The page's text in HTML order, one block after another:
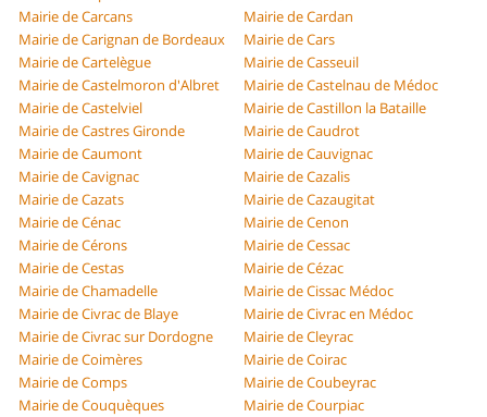
Mairie de Carcans
Mairie de Cardan
Mairie de Carignan de Bordeaux
Mairie de Cars
Mairie de Cartelègue
Mairie de Casseuil
Mairie de Castelmoron d'Albret
Mairie de Castelnau de Médoc
Mairie de Castelviel
Mairie de Castillon la Bataille
Mairie de Castres Gironde
Mairie de Caudrot
Mairie de Caumont
Mairie de Cauvignac
Mairie de Cavignac
Mairie de Cazalis
Mairie de Cazats
Mairie de Cazaugitat
Mairie de Cénac
Mairie de Cenon
Mairie de Cérons
Mairie de Cessac
Mairie de Cestas
Mairie de Cézac
Mairie de Chamadelle
Mairie de Cissac Médoc
Mairie de Civrac de Blaye
Mairie de Civrac en Médoc
Mairie de Civrac sur Dordogne
Mairie de Cleyrac
Mairie de Coimères
Mairie de Coirac
Mairie de Comps
Mairie de Coubeyrac
Mairie de Couquèques
Mairie de Courpiac